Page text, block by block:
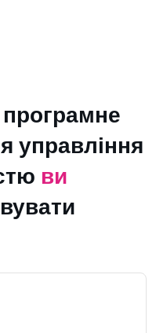
управління
ви